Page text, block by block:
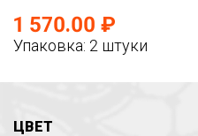
1 570.00 ₽
Упаковка: 2 штуки
ЦВЕТ